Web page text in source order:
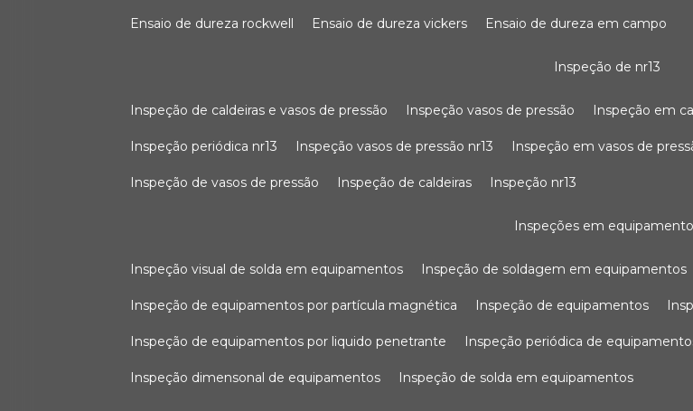
ensaio de dureza rockwell ensaio de dureza vickers ensaio de dureza em campo
inspeção de nr13
inspeção de caldeiras e vasos de pressão inspeção vasos de pressão inspeção em
inspeção periódica nr13 inspeção vasos de pressão nr13 inspeção em vasos de
inspeção de vasos de pressão inspeção de caldeiras inspeção nr13
inspeções em
inspeção visual de solda em equipamentos inspeção de soldagem em equipamentos
inspeção de equipamentos por partícula magnética inspeção de equipamentos
inspeção de equipamentos por liquido penetrante inspeção periódica de
inspeção dimensonal de equipamentos inspeção de solda em equipamentos